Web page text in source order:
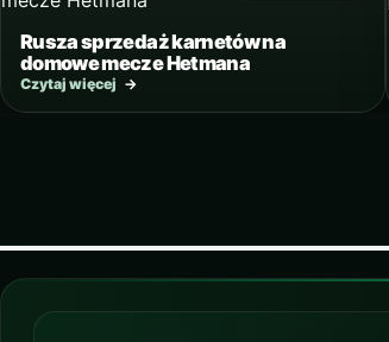
Rusza sprzedaż karnetów na
domowe mecze Hetmana
Czytaj więcej →